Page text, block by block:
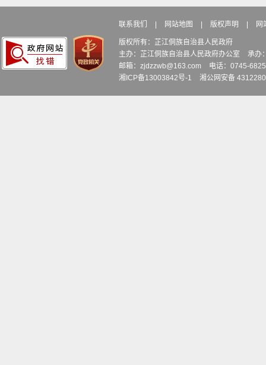
联系我们 网站地图 版权声明 网
版权所有：芷江侗族自治县人民政府
主办：芷江侗族自治县人民政府办公室
承办
邮箱：zjdzzwb@163.com
电话：0745-
湘ICP备13003842号-1
湘公网安备